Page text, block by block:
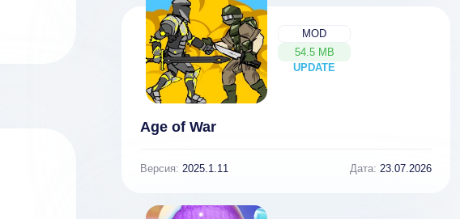
MOD
54.5 MB
UPDATE
NEW
Age of War
Версия: 2025.1.11 Дата: 23.07.2026